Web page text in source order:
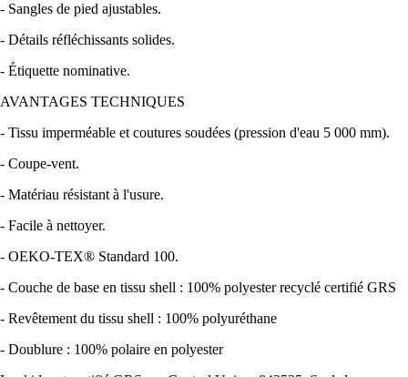
- Sangles de pied ajustables.
- Détails réfléchissants solides.
- Étiquette nominative.
AVANTAGES TECHNIQUES
- Tissu imperméable et coutures soudées (pression d'eau 5 000 mm).
- Coupe-vent.
- Matériau résistant à l'usure.
- Facile à nettoyer.
- OEKO-TEX® Standard 100.
- Couche de base en tissu shell : 100% polyester recyclé certifié GRS
- Revêtement du tissu shell : 100% polyuréthane
- Doublure : 100% polaire en polyester